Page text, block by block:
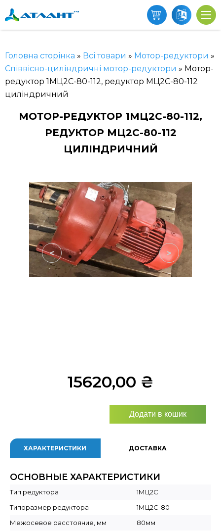
Головна сторінка » Всі товари » Мотор-редуктори »
Співвісно-циліндричні мотор-редуктори » Мотор-
редуктор 1МЦ2С-80-112, редуктор МЦ2С-80-112
циліндричний
МОТОР-РЕДУКТОР 1МЦ2С-80-112,
РЕДУКТОР МЦ2С-80-112
ЦИЛІНДРИЧНИЙ
< >
15620,00 ₴
Додати в кошик
ХАРАКТЕРИСТИКИ ДОСТАВКА
ОСНОВНЫЕ ХАРАКТЕРИСТИКИ
Тип редуктора
1МЦ2С
Типоразмер редуктора
1МЦ2С-80
Межосевое расстояние, мм
80мм